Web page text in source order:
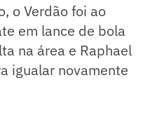
o Verdão foi ao
em lance de bola
na área e Raphael
igualar novamente